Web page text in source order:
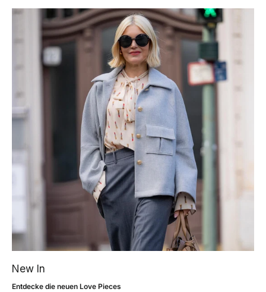
New In
Entdecke die neuen Love Pieces